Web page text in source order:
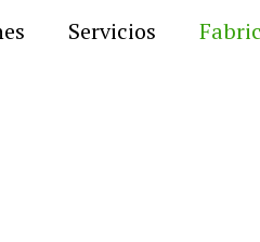
Servicios